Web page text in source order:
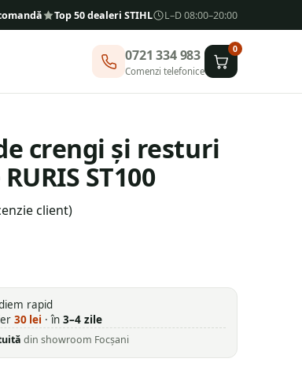
Top 50 dealeri STIHL L–D 08:00–20:00
0721 334 983
Comenzi telefonice
0
crengi și resturi
ST100
client)
rapid
30 lei · în 3–4 zile
din showroom Focșani